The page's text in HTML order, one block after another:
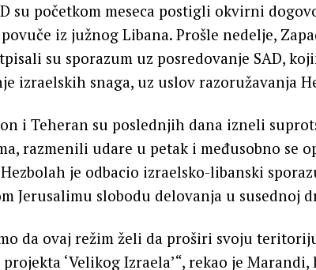
su početkom meseca postigli okvirni
iz južnog Libana. Prošle nedelje,
su sporazum uz posredovanje SAD,
izraelskih snaga, uz uslov razoružavanja
i Teheran su poslednjih dana izneli
razmenili udare u petak i međusobno se
je odbacio izraelsko-libanski
Jerusalimu slobodu delovanja u susednoj
da ovaj režim želi da proširi svoju
‘Velikog Izraela’“, rekao je